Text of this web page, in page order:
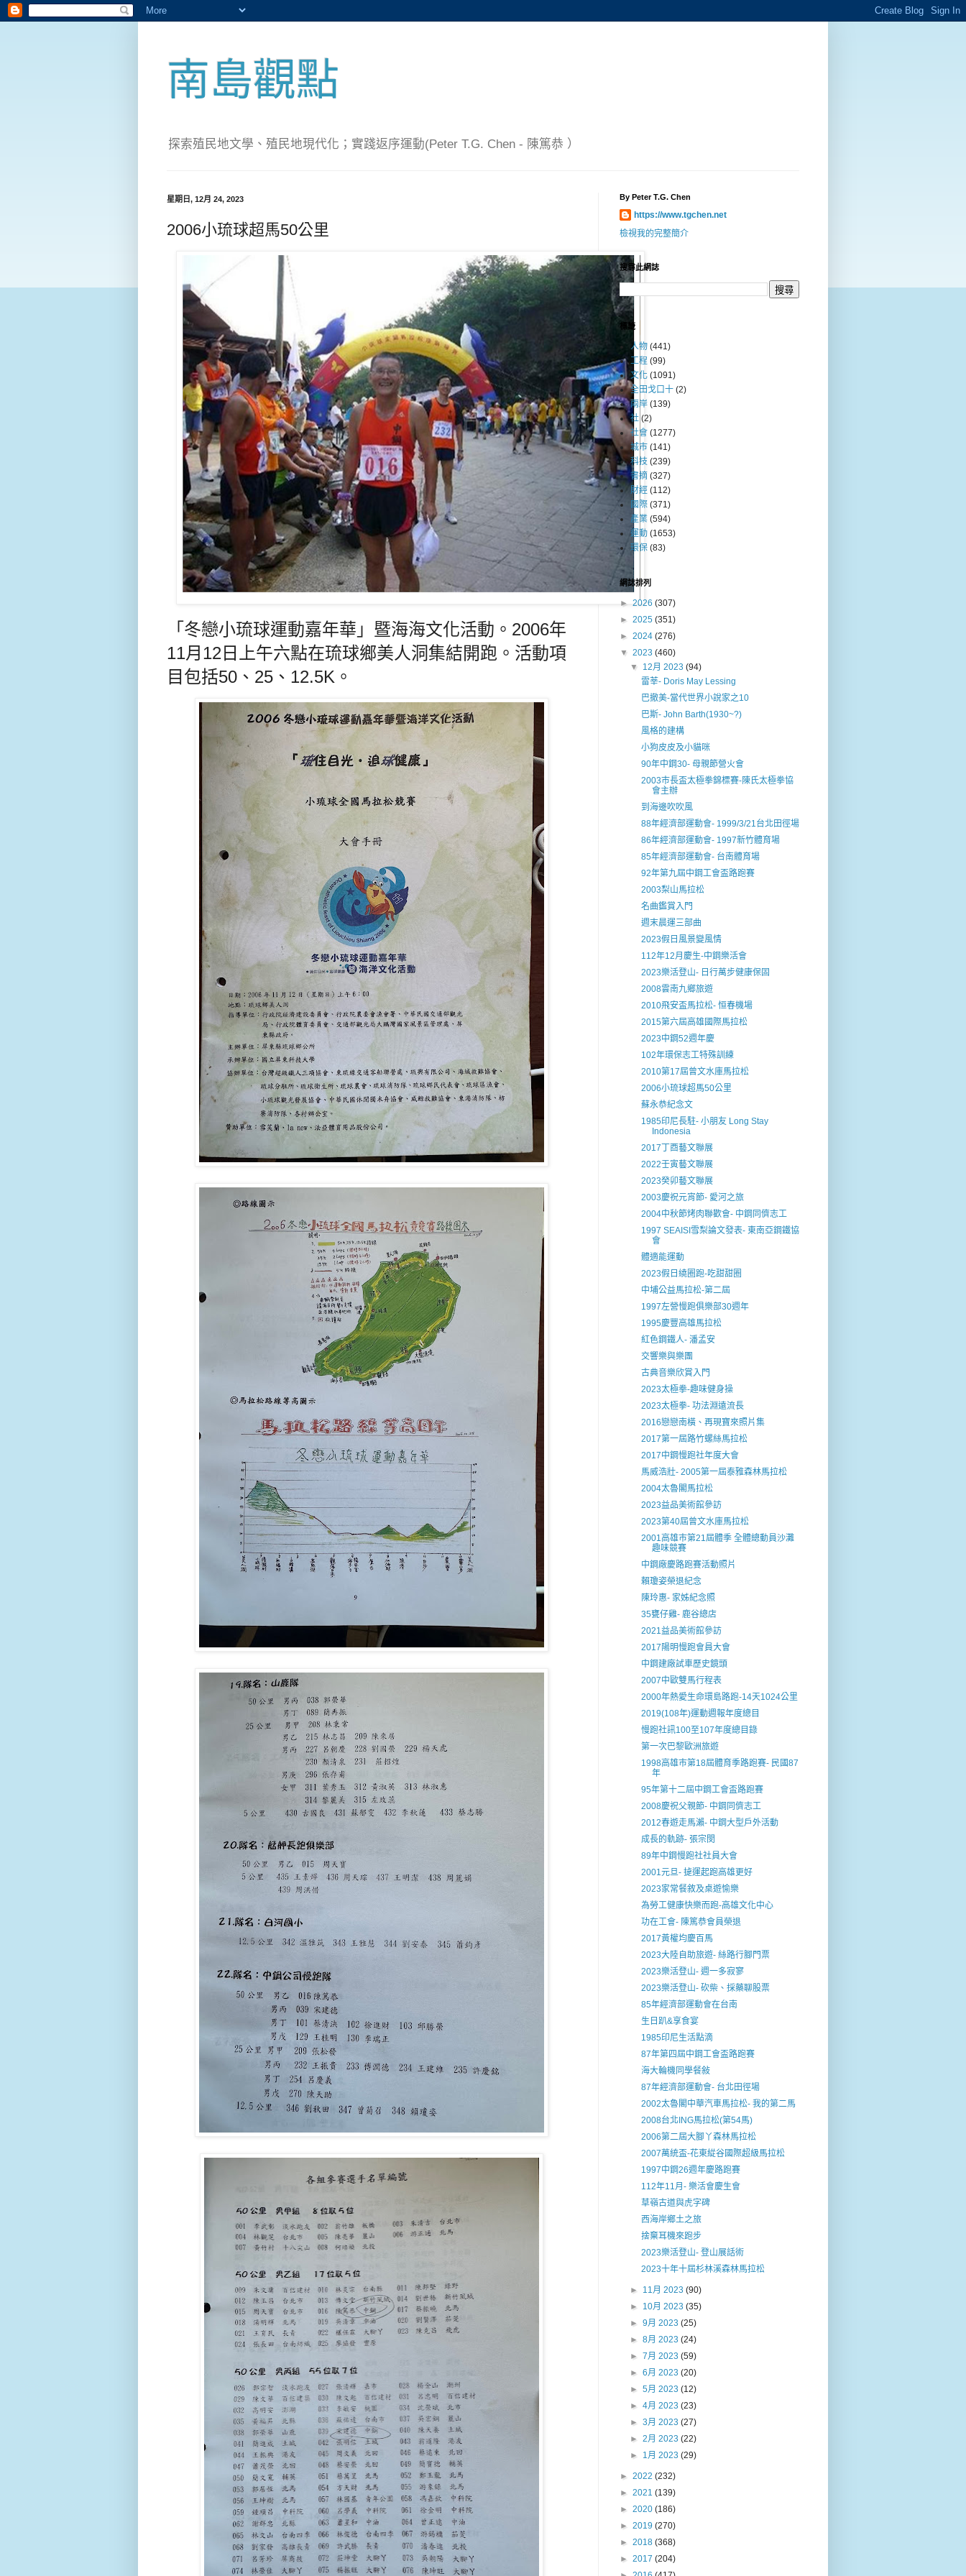
南島觀點
探索殖民地文學、殖民地現代化；實踐返序運動(Peter T.G. Chen - 陳篤恭 ）
星期日, 12月 24, 2023
2006小琉球超馬50公里
「冬戀小琉球運動嘉年華」暨海海文化活動。2006年
11月12日上午六點在琉球鄉美人洞集結開跑。活動項
目包括50、25、12.5K。
By Peter T.G. Chen
https://www.tgchen.net
檢視我的完整簡介
搜尋此網誌
標籤
人物 (441)
工程 (99)
文化 (1091)
全田戈口十 (2)
兩岸 (139)
社 (2)
社會 (1277)
城巿 (141)
科技 (239)
書摘 (327)
財經 (112)
國際 (371)
產業 (594)
運動 (1653)
環保 (83)
網誌排列
► 2026 (307)
► 2025 (351)
► 2024 (276)
▼ 2023 (460)
▼ 12月 2023(94)
雷莘- Doris May Lessing
巴撤美-當代世界小說家之10
巴斯- John Barth(1930~?)
風格的建構
小狗皮皮及小貓咪
90年中鋼30- 母親節營火會
2003巿長盃太極拳錦標賽-陳氏太極拳協
會主辦
到海邊吹吹風
88年經濟部運動會- 1999/3/21台北田徑場
86年經濟部運動會- 1997新竹體育場
85年經濟部運動會- 台南體育場
92年第九屆中鋼工會盃路跑賽
2003梨山馬拉松
名曲鑑賞入門
週末晨運三部曲
2023假日風景變風情
112年12月慶生-中鋼樂活會
2023樂活登山- 日行萬步健康保固
2008雲南九鄉旅遊
2010飛安盃馬拉松- 恒春機場
2015第六屆高雄國際馬拉松
2023中鋼52週年慶
102年環保志工特殊訓練
2010第17屆曾文水庫馬拉松
2006小琉球超馬50公里
蘇永恭紀念文
1985印尼長駐- 小朋友 Long Stay
Indonesia
2017丁酉藝文聯展
2022壬寅藝文聯展
2023癸卯藝文聯展
2003慶祝元宵節- 愛河之旅
2004中秋節烤肉聯歡會- 中鋼同儕志工
1997 SEAISI雪梨論文發表- 東南亞鋼鐵協
會
體適能運動
2023假日繞圈跑-吃甜甜圈
中埔公益馬拉松-第二屆
1997左營慢跑俱樂部30週年
1995慶豐高雄馬拉松
紅色鋼鐵人- 潘孟安
交響樂與樂團
古典音樂欣賞入門
2023太極拳-趣味健身操
2023太極拳- 功法淵遠流長
2016戀戀南橫、再現寶來照片集
2017第一屆路竹螺絲馬拉松
2017中鋼慢跑社年度大會
馬威浩壯- 2005第一屆泰雅森林馬拉松
2004太魯閣馬拉松
2023益品美術館參訪
2023第40屆曾文水庫馬拉松
2001高雄巿第21屆體季 全體總動員沙灘
趣味競賽
中鋼廠慶路跑賽活動照片
賴瓊姿榮退紀念
陳玲惠- 家姊紀念照
35甕仔雞- 鹿谷總店
2021益品美術館參訪
2017陽明慢跑會員大會
中鋼建廠試車歷史鏡頭
2007中歐雙馬行程表
2000年熱愛生命環島路跑-14天1024公里
2019(108年)運動週報年度總目
慢跑社訊100至107年度總目錄
第一次巴黎歐洲旅遊
1998高雄巿第18屆體育季路跑賽- 民國87
年
95年第十二屆中鋼工會盃路跑賽
2008慶祝父親節- 中鋼同儕志工
2012春遊走馬瀨- 中鋼大型戶外活動
成長的軌跡- 張宗閔
89年中鋼慢跑社社員大會
2001元旦- 㨗運起跑高雄更好
2023家常餐敘及桌遊愉樂
為勞工健康快樂而跑-高雄文化中心
功在工會- 陳篤恭會員榮退
2017黃權均慶百馬
2023大陸自助旅遊- 絲路行腳門票
2023樂活登山- 週一多寂寥
2023樂活登山- 砍柴、採藥聊股票
85年經濟部運動會在台南
生日趴&享食宴
1985印尼生活點滴
87年第四屆中鋼工會盃路跑賽
海大輪機同學餐敍
87年經濟部運動會- 台北田徑場
2002太魯閣中華汽車馬拉松- 我的第二馬
2008台北ING馬拉松(第54馬)
2006第二屆大腳丫森林馬拉松
2007萬統盃-花東緃谷國際超級馬拉松
1997中鋼26週年慶路跑賽
112年11月- 樂活會慶生會
草嶺古道與虎字碑
西海岸鄉土之旅
捨棄耳機來跑步
2023樂活登山- 登山展話術
2023十年十屆杉林溪森林馬拉松
► 11月 2023(90)
► 10月 2023(35)
►9月 2023(25)
►8月 2023(24)
►7月 2023(59)
►6月 2023(20)
►5月 2023(12)
►4月 2023(23)
►3月 2023(27)
►2月 2023(22)
► 1月 2023(29)
► 2022 (232)
► 2021 (139)
► 2020 (186)
► 2019 (270)
► 2018 (368)
► 2017 (204)